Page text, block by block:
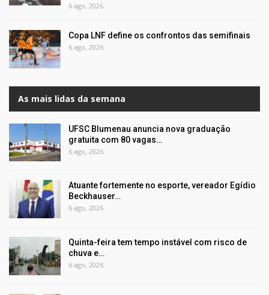
6 ago, 2026
Copa LNF define os confrontos das semifinais
6 ago, 2026
As mais lidas da semana
UFSC Blumenau anuncia nova graduação
gratuita com 80 vagas…
6 ago, 2026
Atuante fortemente no esporte, vereador Egídio
Beckhauser…
6 ago, 2026
Quinta-feira tem tempo instável com risco de
chuva e…
6 ago, 2026